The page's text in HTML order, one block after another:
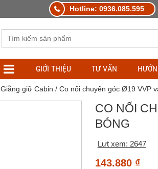
Hotline: 0936.085.595
GIỚI THIỆU TƯ VẤN
Giằng giữ Cabin / Co nối chuyển góc Ø19 VVP
CO NỐI
BÓNG
Lưt xem: 2647
143.880 ₫